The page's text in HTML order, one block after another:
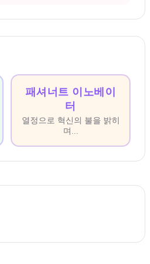
패셔너트 이노베이
터
열정으로 혁신의 불을 밝히
며